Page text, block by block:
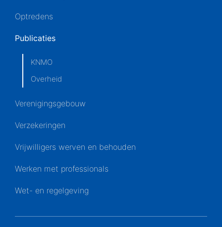
Optredens
Publicaties
KNMO
Overheid
Verenigingsgebouw
Verzekeringen
Vrijwilligers werven en behouden
Werken met professionals
Wet- en regelgeving